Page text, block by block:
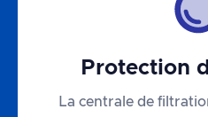
Protection
La centrale de